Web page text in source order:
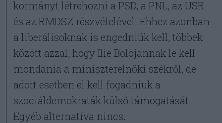
kormányt létrehozni a PSD, a PNL, az USR
és az RMDSZ részvételével. Ehhez azonban
a liberálisoknak is engedniük kell, többek
között azzal, hogy Ilie Bolojannak le kell
mondania a miniszterelnöki székről, de
adott esetben el kell fogadniuk a
szociáldemokraták külső támogatását.
Egyéb alternatíva nincs.